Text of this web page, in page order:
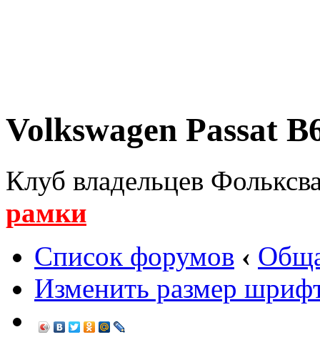
Volkswagen Passat
Клуб владельцев
рамки
Список форумов ‹
Изменить размер